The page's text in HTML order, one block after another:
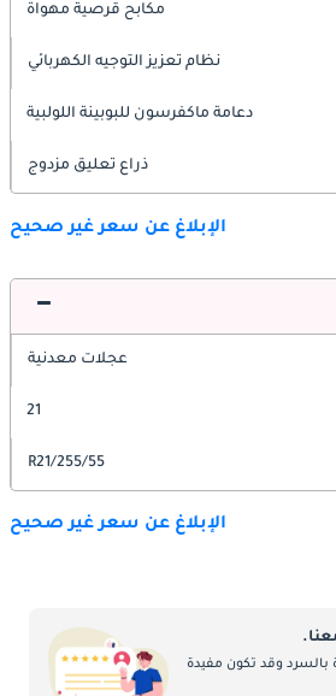
مكابح قرصية مهواة
نظام تعزيز التوجيه الكهربائي
دعامة ماكفرسون للبوبينة اللولبية
ذراع تعليق مزدوج
الإبلاغ عن سعر غير صحيح
عجلات معدنية
21
255/55/R21
الإبلاغ عن سعر غير صحيح
بالسرد وقد تكون مفيدة